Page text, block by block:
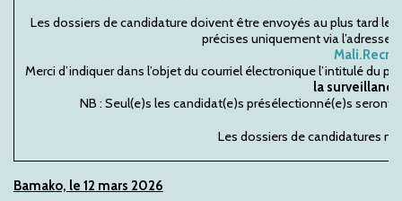
Les dossiers de candidature doivent être envoyés au plus tard le
précises uniquement via l’adresse
Merci d’indiquer dans l’objet du courriel électronique l’intitulé du
la
NB : Seul(e)s les candidat(e)s présélectionné(e)s seront
Les dossiers de candidatures
Bamako, le 12 mars 2026